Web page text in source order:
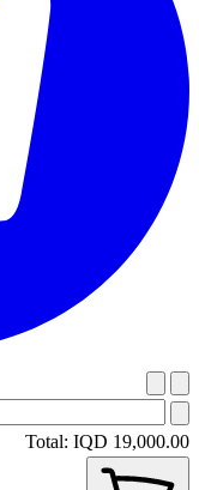
Total: IQD 19,000.00